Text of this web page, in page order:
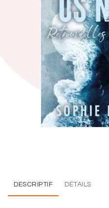
DESCRIPTIF DÉTAILS